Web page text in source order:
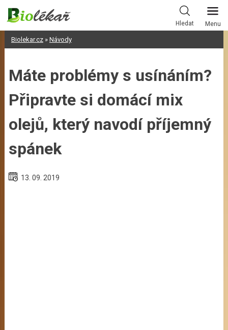
Skip
content
Hledat Menu
Biolekar.cz» Návody
Máte problémy s usínáním?
Připravte si domácí mix
olejů, který navodí příjemný
spánek
13. 09. 2019